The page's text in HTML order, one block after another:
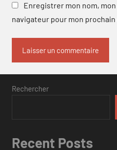
Enregistrer mon nom,
navigateur pour mon prochain
Rechercher
Recent Posts